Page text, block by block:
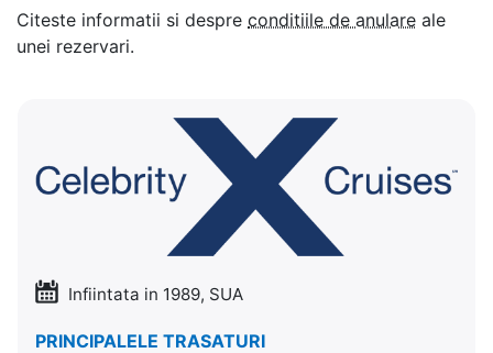
Citeste informatii si despre conditiile de anulare ale
unei rezervari.
Infiintata in 1989, SUA
PRINCIPALELE TRASATURI